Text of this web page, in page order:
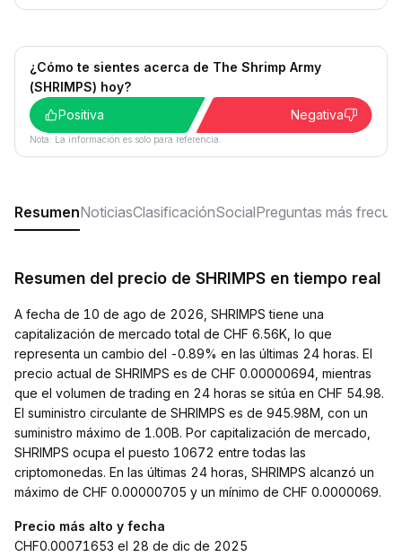
¿Cómo te sientes acerca de The Shrimp Army
(SHRIMPS) hoy?
Positiva
Negativa
Nota: La información es solo para referencia.
ResumenNoticiasClasificaciónSocialPreguntas más
Resumen del precio de SHRIMPS en tiempo real
A fecha de 10 de ago de 2026, SHRIMPS tiene una
capitalización de mercado total de CHF 6.56K, lo que
representa un cambio del -0.89% en las últimas 24 horas. El
precio actual de SHRIMPS es de CHF 0.00000694, mientras
que el volumen de trading en 24 horas se sitúa en CHF 54.98.
El suministro circulante de SHRIMPS es de 945.98M, con un
suministro máximo de 1.00B. Por capitalización de mercado,
SHRIMPS ocupa el puesto 10672 entre todas las
criptomonedas. En las últimas 24 horas, SHRIMPS alcanzó un
máximo de CHF 0.00000705 y un mínimo de CHF 0.0000069.
Precio más alto y fecha
CHF0.00071653 el 28 de dic de 2025